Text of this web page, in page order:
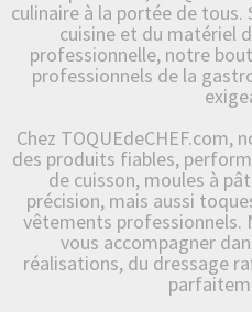
culinaire à la portée de tous.
cuisine et du matériel
professionnelle, notre
professionnels de la
Chez TOQUEdeCHEF.com,
des produits fiables,
de cuisson, moules à
précision, mais aussi
vêtements professionnels.
vous accompagner
réalisations, du dressage